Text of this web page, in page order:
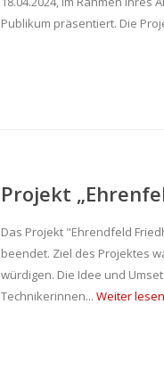
Publikum präsentiert. Die
Projekt
Das Projekt "Ehrendfeld
beendet. Ziel des Projektes
würdigen. Die Idee und
Technikerinnen... Weiter